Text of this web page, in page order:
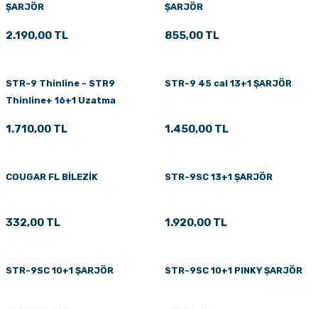
ŞARJÖR
2.190,00 TL
ŞARJÖR
855,00 TL
STR-9 Thinline - STR9
Thinline+ 16+1 Uzatma
1.710,00 TL
STR-9 45 cal 13+1 ŞARJÖR
1.450,00 TL
COUGAR FL BİLEZİK
332,00 TL
STR-9SC 13+1 ŞARJÖR
1.920,00 TL
STR-9SC 10+1 ŞARJÖR STR-9SC 10+1 PINKY ŞARJÖR